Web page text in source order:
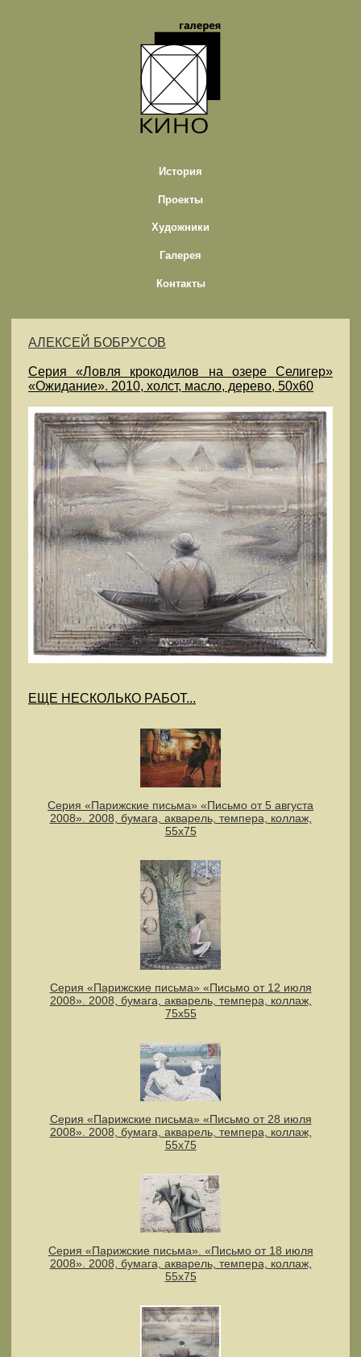
История
Проекты
Художники
Галерея
Контакты
АЛЕКСЕЙ БОБРУСОВ
Серия «Ловля крокодилов на озере Селигер»
«Ожидание». 2010, холст, масло, дерево, 50х60
ЕЩЕ НЕСКОЛЬКО РАБОТ...
Серия «Парижские письма» «Письмо от 5 августа
2008». 2008, бумага, акварель, темпера, коллаж,
55х75
Серия «Парижские письма» «Письмо от 12 июля
2008». 2008, бумага, акварель, темпера, коллаж,
75х55
Серия «Парижские письма» «Письмо от 28 июля
2008». 2008, бумага, акварель, темпера, коллаж,
55х75
Серия «Парижские письма». «Письмо от 18 июля
2008». 2008, бумага, акварель, темпера, коллаж,
55х75